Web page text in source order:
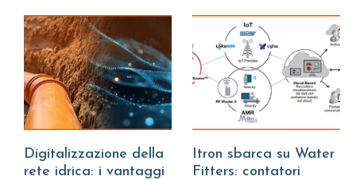
Digitalizzazione della
rete idrica: i vantaggi
Itron sbarca su Water
Fitters: contatori